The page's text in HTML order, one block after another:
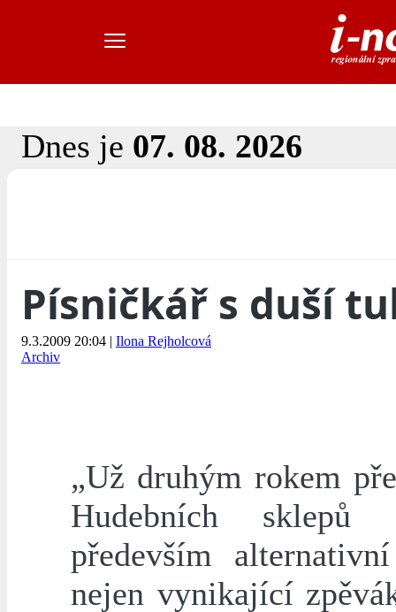
Dnes je 07. 08. 2026
Písničkář s duší
9.3.2009 20:04 | Ilona Rejholcová
Archiv
„Už druhým rokem
Hudebních sklepů
především
nejen vynikající